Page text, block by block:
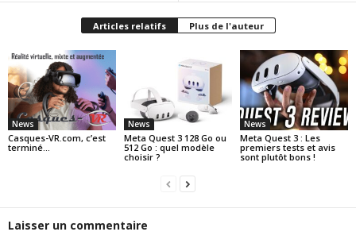
Articles relatifs Plus de l'auteur
News
Casques-VR.com, c’est
terminé…
News
Meta Quest 3 128 Go ou
512 Go : quel modèle
choisir ?
News
Meta Quest 3 : Les
premiers tests et avis
sont plutôt bons !
Laisser un commentaire